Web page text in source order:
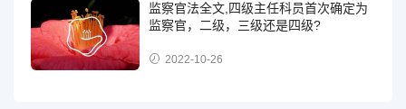
监察官法全文,四级主任科员首次确定为
监察官，二级，三级还是四级?
2022-10-26